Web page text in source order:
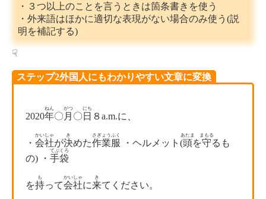
・３つ以上のことを言うときは箇条書きを使う
・外来語はほかに適切な表現がない場合のみ使う(説
明を補記する)
☟
ステップ2外国人にもわかりやすい文章に変換
2020年
ねん
〇 月
がつ
〇 日
にち
８a.m.に、
・ 会社
かいしゃ
が決
き
めた作業服
さぎょうふく
・ヘルメット(頭
あたま
を守
まもる
るも
の) ・ 手袋
てぶくろ
を持
も
って会社
かいしゃ
に来
き
てください。